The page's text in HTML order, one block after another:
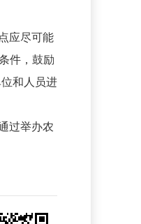
应尽可能
件，鼓励
和人员进
过举办农